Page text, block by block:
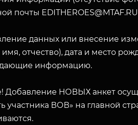
почты EDITHEROES@MTAF.RU
данных или внесение
отчество), дата и место
информацию.
Добавление НОВЫХ анкет
участника ВОВ» на главной